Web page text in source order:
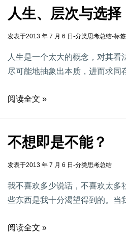
人生、层次与选择
发表于2013 年 7 月 6 日 -分类思考总结-标签
人生是一个太大的概念，对其看
尽可能地抽象出本质，进而求
阅读全文 »
不想即是不能？
发表于2013 年 7 月 6 日 -分类思考总结
我不喜欢多少说话，不喜欢太多
些东西是我十分渴望得到的。
阅读全文 »